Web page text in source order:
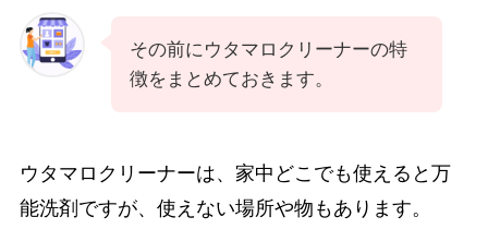
その前にウタマロクリーナーの特
徴をまとめておきます。
ウタマロクリーナーは、家中どこでも使えると万
能洗剤ですが、使えない場所や物もあります。